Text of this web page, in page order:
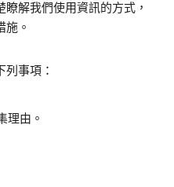
解我們使用資訊的方式，
施。
事項：
理由。